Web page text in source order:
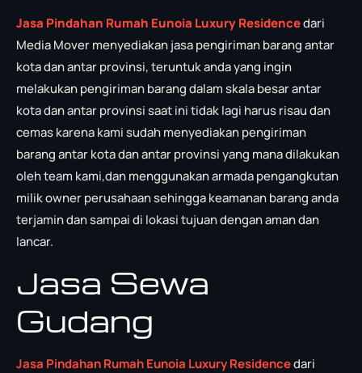
Jasa Pindahan Rumah Eunoia Luxury Residencedari
Media Mover menyediakan jasa pengiriman barang antar
kota dan antar provinsi, teruntuk anda yang ingin
melakukan pengiriman barang dalam skala besar antar
kota dan antar provinsi saat ini tidak lagi harus risau dan
cemas karena kami sudah menyediakan pengiriman
barang antar kota dan antar provinsi yang mana dilakukan
oleh team kami,dan menggunakan armada pengangkutan
milik owner perusahaan sehingga keamanan barang anda
terjamin dan sampai di lokasi tujuan dengan aman dan
lancar.
Jasa Sewa
Gudang
Jasa Pindahan Rumah Eunoia Luxury Residencedari